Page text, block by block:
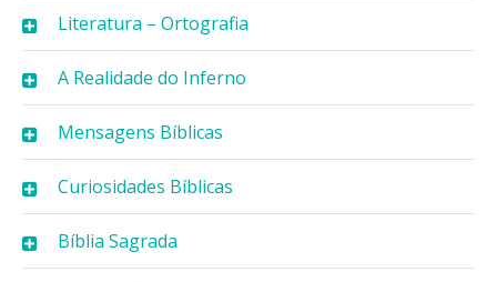
Literatura – Ortografia
A Realidade do Inferno
Mensagens Bíblicas
Curiosidades Bíblicas
Bíblia Sagrada